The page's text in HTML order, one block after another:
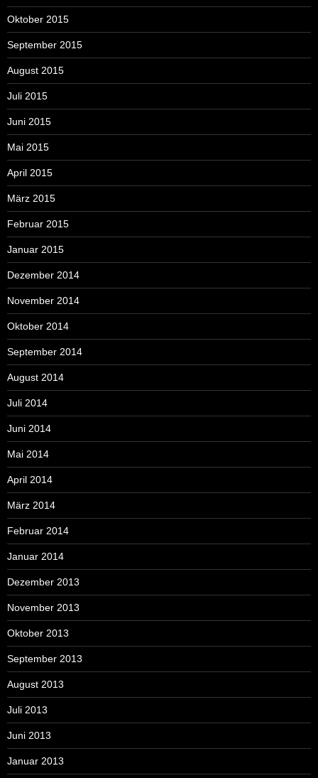
Oktober 2015
September 2015
August 2015
Juli 2015
Juni 2015
Mai 2015
April 2015
März 2015
Februar 2015
Januar 2015
Dezember 2014
November 2014
Oktober 2014
September 2014
August 2014
Juli 2014
Juni 2014
Mai 2014
April 2014
März 2014
Februar 2014
Januar 2014
Dezember 2013
November 2013
Oktober 2013
September 2013
August 2013
Juli 2013
Juni 2013
Januar 2013